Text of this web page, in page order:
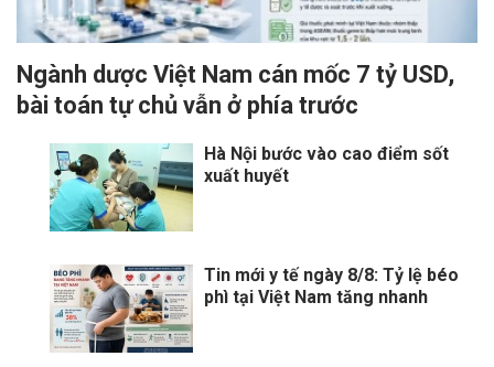
Ngành dược Việt Nam cán mốc 7 tỷ USD,
bài toán tự chủ vẫn ở phía trước
Hà Nội bước vào cao điểm sốt
xuất huyết
Tin mới y tế ngày 8/8: Tỷ lệ béo
phì tại Việt Nam tăng nhanh